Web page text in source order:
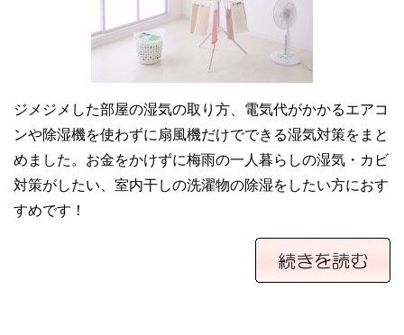
ジメジメした部屋の湿気の取り方、電気代がかかるエアコ
ンや除湿機を使わずに扇風機だけでできる湿気対策をまと
めました。お金をかけずに梅雨の一人暮らしの湿気・カビ
対策がしたい、室内干しの洗濯物の除湿をしたい方におす
すめです！